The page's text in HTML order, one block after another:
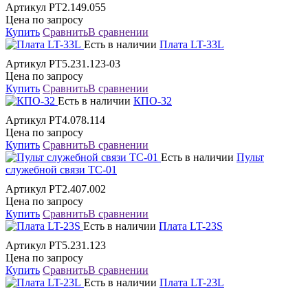
Артикул РТ2.149.055
Цена по запросу
Купить СравнитьВ сравнении
Есть в наличии Плата LT-33L
Артикул РТ5.231.123-03
Цена по запросу
Купить СравнитьВ сравнении
Есть в наличии КПО-32
Артикул РТ4.078.114
Цена по запросу
Купить СравнитьВ сравнении
Есть в наличии Пульт
служебной связи ТС-01
Артикул РТ2.407.002
Цена по запросу
Купить СравнитьВ сравнении
Есть в наличии Плата LT-23S
Артикул РТ5.231.123
Цена по запросу
Купить СравнитьВ сравнении
Есть в наличии Плата LT-23L